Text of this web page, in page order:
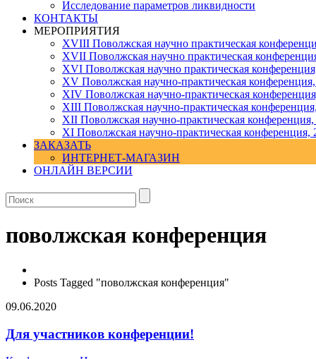
Исследование параметров ликвидности
КОНТАКТЫ
МЕРОПРИЯТИЯ
XVIII Поволжская научно практическая
XVII Поволжская научно практическая
XVI Поволжская научно практическая
ХV Поволжская научно-практическая
ХIV Поволжская научно-практическая
ХIII Поволжская научно-практическая
ХII Поволжская научно-практическая конференция,
XI Поволжская научно-практическая конференция,
ЗАКАЗАТЬ
ИНТЕРНЕТ-МАГАЗИН
ОНЛАЙН ВЕРСИИ
поволжская конференция
Posts Tagged "поволжская конференция"
09.06.2020
Для участников конференции!